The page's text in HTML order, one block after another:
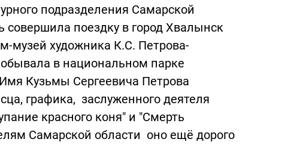
подразделения Самарской
совершила поездку в город Хвалынск
музей художника К.С. Петрова-
в национальном парке
Кузьмы Сергеевича Петрова
графика, заслуженного деятеля
красного коня" и "Смерть
Самарской области оно ещё дорого